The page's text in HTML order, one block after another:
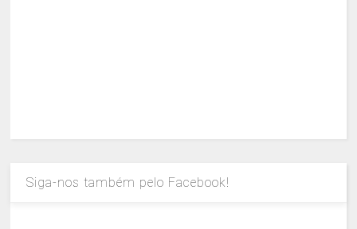
Siga-nos também pelo Facebook!